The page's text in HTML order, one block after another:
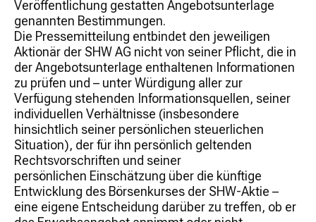
Veröffentlichung gestatten Angebotsunterlage
genannten Bestimmungen.
Die Pressemitteilung entbindet den jeweiligen
Aktionär der SHW AG nicht von seiner Pflicht, die in
der Angebotsunterlage enthaltenen Informationen
zu prüfen und – unter Würdigung aller zur
Verfügung stehenden Informationsquellen, seiner
individuellen Verhältnisse (insbesondere
hinsichtlich seiner persönlichen steuerlichen
Situation), der für ihn persönlich geltenden
Rechtsvorschriften und seiner
persönlichen Einschätzung über die künftige
Entwicklung des Börsenkurses der SHW-Aktie –
eine eigene Entscheidung darüber zu treffen, ob er